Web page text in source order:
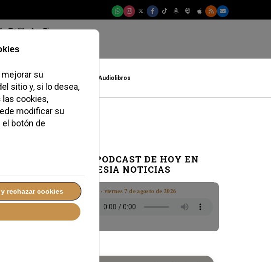
Podcast Audiolibros
EL PODCAST DE HOY EN
IGLESIA NOTICIAS
Boletín · viernes 7 de agosto de 2026